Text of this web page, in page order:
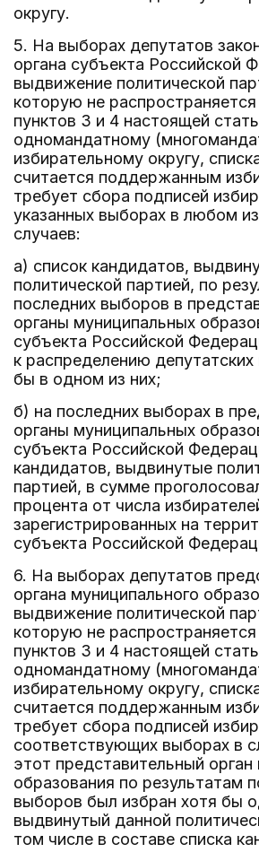
округу.
5. На выборах депутатов
органа субъекта Российской
выдвижение политической
которую не
пунктов 3 и 4 настоящей
одномандатному
избирательному округу,
считается поддержанным
требует сбора подписей
указанных выборах в любом
случаев:
а) список кандидатов,
политической партией, по
последних выборов в
органы муниципальных
субъекта Российской
к распределению
бы в одном из них;
б) на последних выборах в
органы муниципальных
субъекта Российской
кандидатов, выдвинутые
партией, в сумме
процента от числа
зарегистрированных на
субъекта Российской
6. На выборах депутатов
органа муниципального
выдвижение политической
которую не
пунктов 3 и 4 настоящей
одномандатному
избирательному округу,
считается поддержанным
требует сбора подписей
соответствующих выборах в
этот представительный орган
образования по результатам
выборов был избран хотя бы
выдвинутый данной
том числе в составе списка